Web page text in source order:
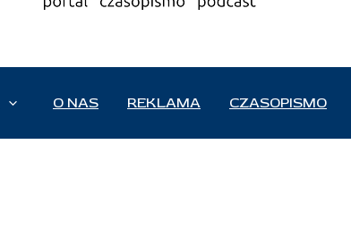
O NAS REKLAMA CZASOPISMO